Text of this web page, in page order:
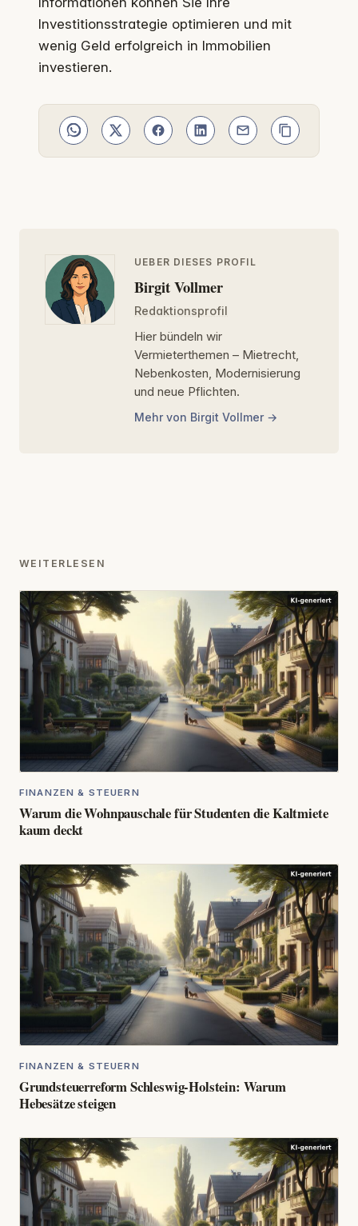
Investitionsstrategie optimieren und mit
wenig Geld erfolgreich in Immobilien
investieren.
UEBER DIESES PROFIL
Birgit Vollmer
Redaktionsprofil
Hier bündeln wir
Vermieterthemen – Mietrecht,
Nebenkosten, Modernisierung
und neue Pflichten.
Mehr von Birgit Vollmer
WEITERLESEN
FINANZEN & STEUERN
Warum die Wohnpauschale für Studenten die Kaltmiete
kaum deckt
FINANZEN & STEUERN
Grundsteuerreform Schleswig-Holstein: Warum
Hebesätze steigen